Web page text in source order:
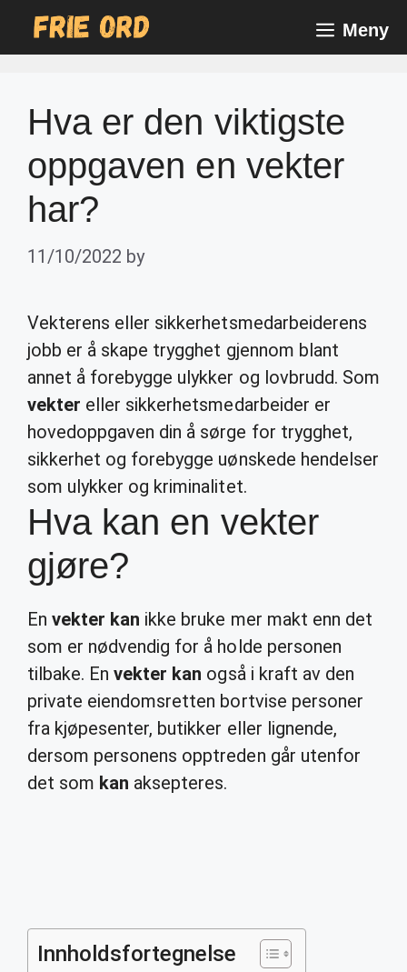
Meny
Hva er den viktigste
oppgaven en vekter
har?
11/10/2022 by
Vekterens eller sikkerhetsmedarbeiderens
jobb er å skape trygghet gjennom blant
annet å forebygge ulykker og lovbrudd. Som
vekter eller sikkerhetsmedarbeider er
hovedoppgaven din å sørge for trygghet,
sikkerhet og forebygge uønskede hendelser
som ulykker og kriminalitet.
Hva kan en vekter
gjøre?
Envekter kan ikke bruke mer makt enn det
som er nødvendig for å holde personen
tilbake. Envekter kan også i kraft av den
private eiendomsretten bortvise personer
fra kjøpesenter, butikker eller lignende,
dersom personens opptreden går utenfor
det som kan aksepteres.
Innholdsfortegnelse